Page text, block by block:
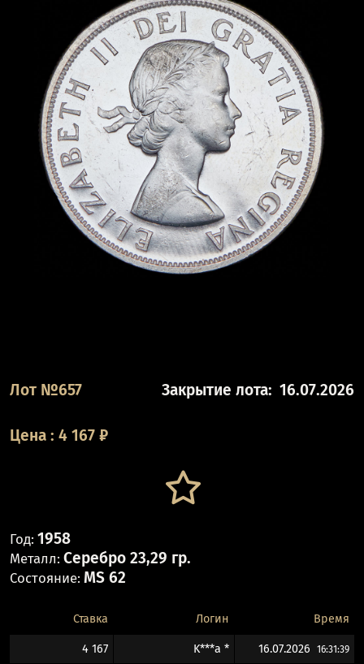
Лот №657 Закрытие лота: 16.07.2026
Цена : 4 167 ₽
Год: 1958
Металл: Серебро 23,29 гр.
Состояние: MS 62
Ставка Логин Время
4 167 K***a * 16.07.2026 16:31:39